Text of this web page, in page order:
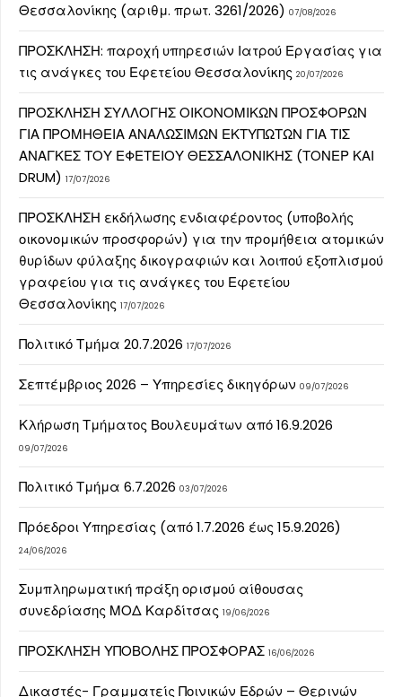
Θεσσαλονίκης (αριθμ. πρωτ. 3261/2026) 07/08/2026
ΠΡΟΣΚΛΗΣΗ: παροχή υπηρεσιών Ιατρού Εργασίας για
τις ανάγκες του Εφετείου Θεσσαλονίκης 20/07/2026
ΠΡΟΣΚΛΗΣΗ ΣΥΛΛΟΓΗΣ ΟΙΚΟΝΟΜΙΚΩΝ ΠΡΟΣΦΟΡΩΝ
ΓΙΑ ΠΡΟΜΗΘΕΙΑ ΑΝΑΛΩΣΙΜΩΝ ΕΚΤΥΠΩΤΩΝ ΓΙΑ ΤΙΣ
ΑΝΑΓΚΕΣ ΤΟΥ ΕΦΕΤΕΙΟΥ ΘΕΣΣΑΛΟΝΙΚΗΣ (ΤΟΝΕΡ ΚΑΙ
DRUM) 17/07/2026
ΠΡΟΣΚΛΗΣΗ εκδήλωσης ενδιαφέροντος (υποβολής
οικονομικών προσφορών) για την προμήθεια ατομικών
θυρίδων φύλαξης δικογραφιών και λοιπού εξοπλισμού
γραφείου για τις ανάγκες του Εφετείου
Θεσσαλονίκης 17/07/2026
Πολιτικό Τμήμα 20.7.2026 17/07/2026
Σεπτέμβριος 2026 – Υπηρεσίες δικηγόρων 09/07/2026
Κλήρωση Τμήματος Βουλευμάτων από 16.9.2026
09/07/2026
Πολιτικό Τμήμα 6.7.2026 03/07/2026
Πρόεδροι Υπηρεσίας (από 1.7.2026 έως 15.9.2026)
24/06/2026
Συμπληρωματική πράξη ορισμού αίθουσας
συνεδρίασης ΜΟΔ Καρδίτσας 19/06/2026
ΠΡΟΣΚΛΗΣΗ ΥΠΟΒΟΛΗΣ ΠΡΟΣΦΟΡΑΣ 16/06/2026
Δικαστές- Γραμματείς Ποινικών Εδρών – Θερινών